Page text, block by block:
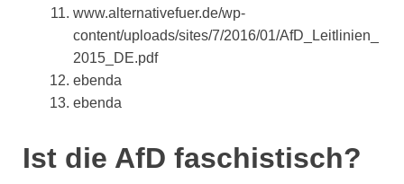
www.alternativefuer.de/wp-
content/uploads/sites/7/2016/01/AfD_Leitlinien_
2015_DE.pdf
ebenda
ebenda
Ist die AfD faschistisch?